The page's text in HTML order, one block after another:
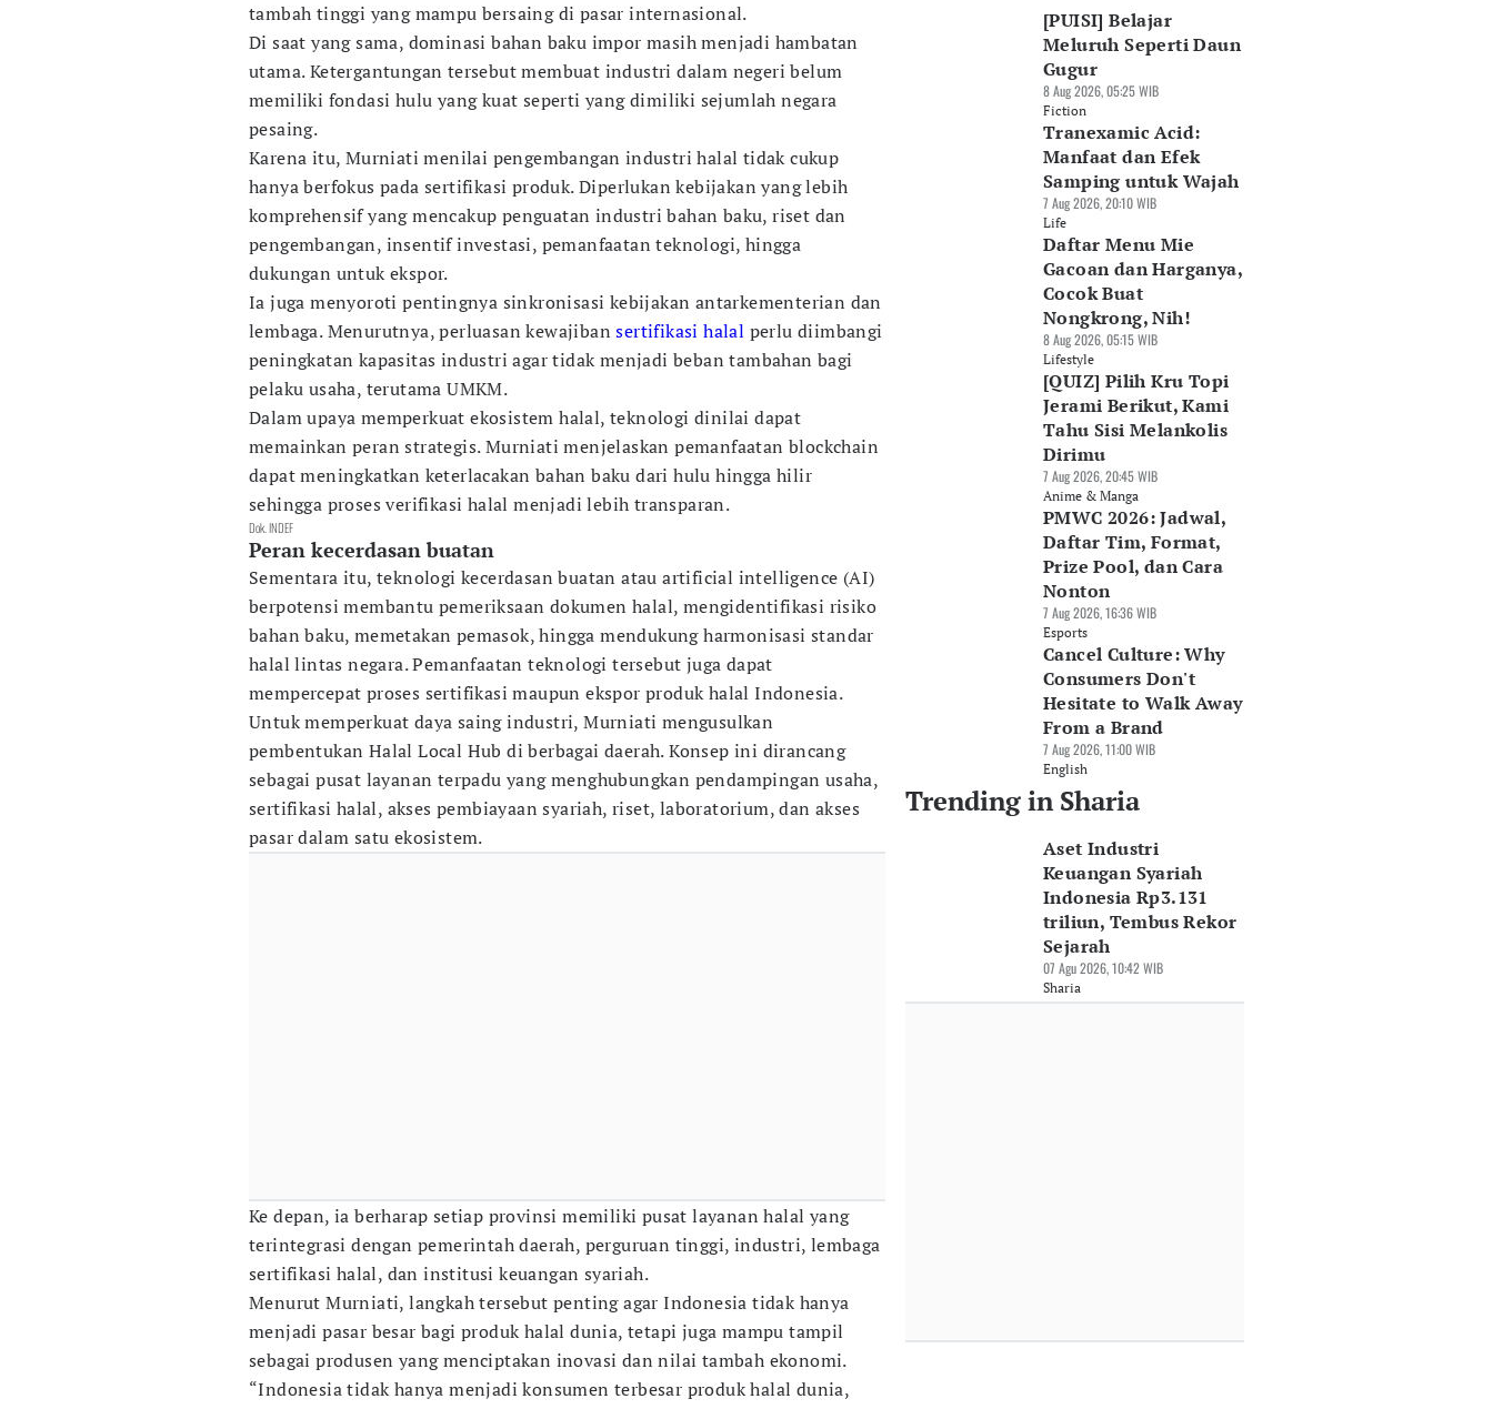
tambah tinggi yang mampu bersaing di pasar internasional.
Di saat yang sama, dominasi bahan baku impor masih menjadi hambatan
utama. Ketergantungan tersebut membuat industri dalam negeri belum
memiliki fondasi hulu yang kuat seperti yang dimiliki sejumlah negara
pesaing.
Karena itu, Murniati menilai pengembangan industri halal tidak cukup
hanya berfokus pada sertifikasi produk. Diperlukan kebijakan yang lebih
komprehensif yang mencakup penguatan industri bahan baku, riset dan
pengembangan, insentif investasi, pemanfaatan teknologi, hingga
dukungan untuk ekspor.
Ia juga menyoroti pentingnya sinkronisasi kebijakan antarkementerian dan
lembaga. Menurutnya, perluasan kewajibansertifikasi halal perlu diimbangi
peningkatan kapasitas industri agar tidak menjadi beban tambahan bagi
pelaku usaha, terutama UMKM.
Dalam upaya memperkuat ekosistem halal, teknologi dinilai dapat
memainkan peran strategis. Murniati menjelaskan pemanfaatan blockchain
dapat meningkatkan keterlacakan bahan baku dari hulu hingga hilir
sehingga proses verifikasi halal menjadi lebih transparan.
Dok. INDEF
Peran kecerdasan buatan
Sementara itu, teknologi kecerdasan buatan atau artificial intelligence (AI)
berpotensi membantu pemeriksaan dokumen halal, mengidentifikasi risiko
bahan baku, memetakan pemasok, hingga mendukung harmonisasi standar
halal lintas negara. Pemanfaatan teknologi tersebut juga dapat
mempercepat proses sertifikasi maupun ekspor produk halal Indonesia.
Untuk memperkuat daya saing industri, Murniati mengusulkan
pembentukan Halal Local Hub di berbagai daerah. Konsep ini dirancang
sebagai pusat layanan terpadu yang menghubungkan pendampingan usaha,
sertifikasi halal, akses pembiayaan syariah, riset, laboratorium, dan akses
pasar dalam satu ekosistem.
Ke depan, ia berharap setiap provinsi memiliki pusat layanan halal yang
terintegrasi dengan pemerintah daerah, perguruan tinggi, industri, lembaga
sertifikasi halal, dan institusi keuangan syariah.
Menurut Murniati, langkah tersebut penting agar Indonesia tidak hanya
menjadi pasar besar bagi produk halal dunia, tetapi juga mampu tampil
sebagai produsen yang menciptakan inovasi dan nilai tambah ekonomi.
“Indonesia tidak hanya menjadi konsumen terbesar produk halal dunia,
[PUISI] Belajar
Meluruh Seperti Daun
Gugur
8 Aug 2026, 05:25 WIB
Fiction
Tranexamic Acid:
Manfaat dan Efek
Samping untuk Wajah
7 Aug 2026, 20:10 WIB
Life
Daftar Menu Mie
Gacoan dan Harganya,
Cocok Buat
Nongkrong, Nih!
8 Aug 2026, 05:15 WIB
Lifestyle
[QUIZ] Pilih Kru Topi
Jerami Berikut, Kami
Tahu Sisi Melankolis
Dirimu
7 Aug 2026, 20:45 WIB
Anime & Manga
PMWC 2026: Jadwal,
Daftar Tim, Format,
Prize Pool, dan Cara
Nonton
7 Aug 2026, 16:36 WIB
Esports
Cancel Culture: Why
Consumers Don't
Hesitate to Walk Away
From a Brand
7 Aug 2026, 11:00 WIB
English
Trending in Sharia
Aset Industri
Keuangan Syariah
Indonesia Rp3.131
triliun, Tembus Rekor
Sejarah
07 Agu 2026, 10:42 WIB
Sharia